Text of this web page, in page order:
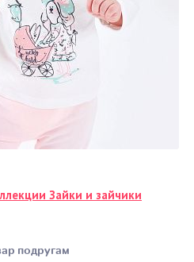
Зайки и зайчики
подругам